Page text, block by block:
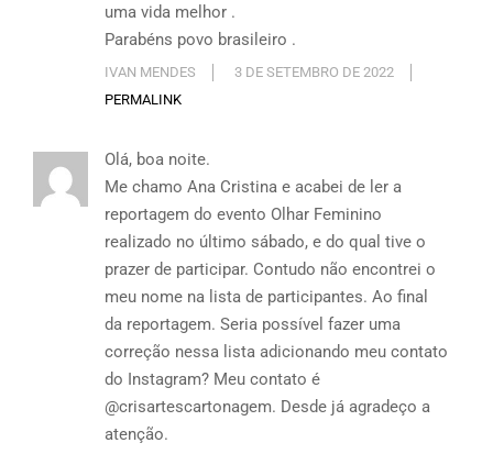
uma vida melhor .
Parabéns povo brasileiro .
IVAN MENDES
3 DE SETEMBRO DE 2022
PERMALINK
Olá, boa noite.
Me chamo Ana Cristina e acabei de ler a
reportagem do evento Olhar Feminino
realizado no último sábado, e do qual tive o
prazer de participar. Contudo não encontrei o
meu nome na lista de participantes. Ao final
da reportagem. Seria possível fazer uma
correção nessa lista adicionando meu contato
do Instagram? Meu contato é
@crisartescartonagem. Desde já agradeço a
atenção.